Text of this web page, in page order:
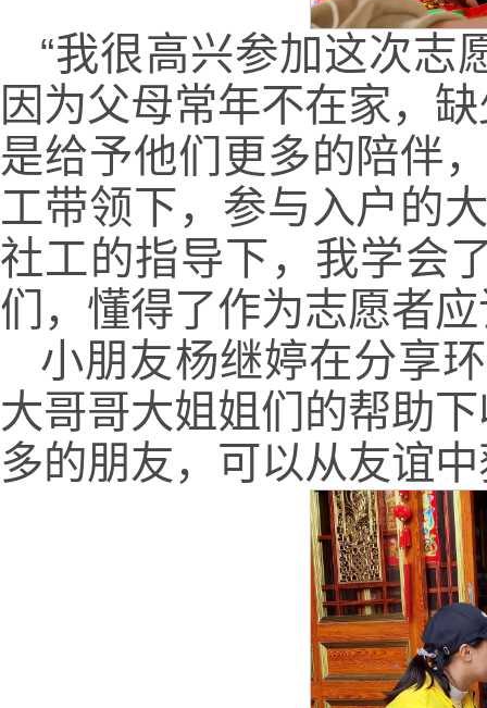
“我很高兴参加这次志
因为父母常年不在家，
是给予他们更多的陪伴
工带领下，参与入户的
社工的指导下，我学会
们，懂得了作为志愿者
小朋友杨继婷在分享
大哥哥大姐姐们的帮助
多的朋友，可以从友谊